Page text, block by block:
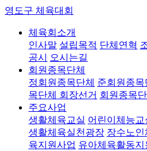
영도구 체육대회
체육회소개
인사말 설립목적 단체연혁
공시
오시는길
회원종목단체
정회원종목단체 준회원종목
목단체 회장선거 회원종목
주요사업
생활체육교실 어린이체능교
생활체육실천광장 장수노
육지원사업 유아체육활동지